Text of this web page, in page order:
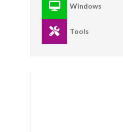
Windows
Tools